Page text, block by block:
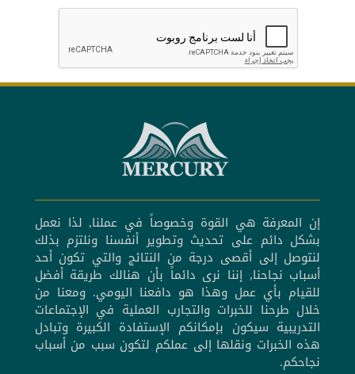
إن المعرفة هي القوة وخصوصاً في عملنا, لذا نعمل
بشكل دائم على تحديث وتطوير أنفسنا ونلتزم بذلك
لنتوصل إلى أقصى درجة من النتائج والتي تكون أحد
أسباب نجاحنا, إننا نرى دائماً بأن هنالك طريقة أفضل
للقيام بأي عمل وهذا هو دافعنا اليومي. ومعنا من
خلال طرحنا للخبرات والتجارب العملية في الإجتماعات
التدريبية سيكون بإمكانكم الإستفادة الكبيرة وتبادل
هذه الخبرات ونقلها إلى عملكم لتكون سبب من أسباب
نجاحكم.